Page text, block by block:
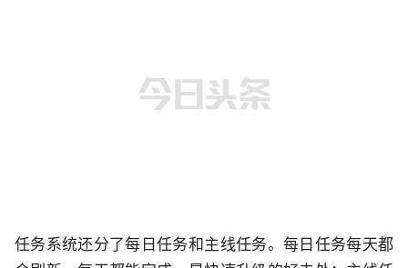
任务系统还分了每日任务和主线任务。每日任务每天都